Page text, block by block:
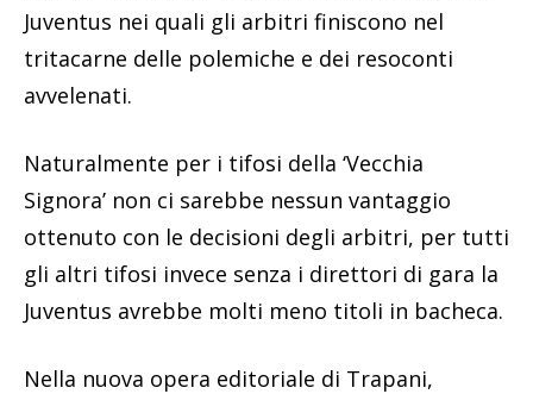
Juventus nei quali gli arbitri finiscono nel
tritacarne delle polemiche e dei resoconti
avvelenati.
Naturalmente per i tifosi della ‘Vecchia
Signora’ non ci sarebbe nessun vantaggio
ottenuto con le decisioni degli arbitri, per tutti
gli altri tifosi invece senza i direttori di gara la
Juventus avrebbe molti meno titoli in bacheca.
Nella nuova opera editoriale di Trapani,